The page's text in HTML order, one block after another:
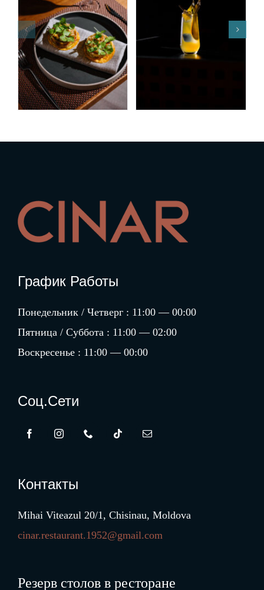
График Работы
Понедельник / Четверг : 11:00 — 00:00
Пятница / Суббота : 11:00 — 02:00
Воскресенье : 11:00 — 00:00
Соц.сети
Контакты
Mihai Viteazul 20/1, Chisinau, Moldova
cinar.restaurant.1952@gmail.com
Резерв столов в ресторане